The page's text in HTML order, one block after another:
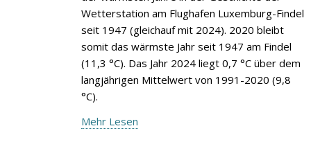
Wetterstation am Flughafen Luxemburg-Findel
seit 1947 (gleichauf mit 2024). 2020 bleibt
somit das wärmste Jahr seit 1947 am Findel
(11,3 °C). Das Jahr 2024 liegt 0,7 °C über dem
langjährigen Mittelwert von 1991-2020 (9,8
°C).
Mehr Lesen